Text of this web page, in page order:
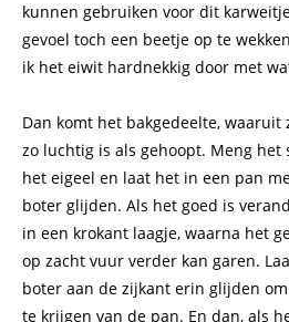
kunnen gebruiken voor dit
gevoel toch een beetje op te
ik het eiwit hardnekkig door met
Dan komt het bakgedeelte,
zo luchtig is als gehoopt. Meng het
het eigeel en laat het in een pan
boter glijden. Als het goed is
in een krokant laagje, waarna het
op zacht vuur verder kan garen.
boter aan de zijkant erin glijden
te krijgen van de pan. En dan, als